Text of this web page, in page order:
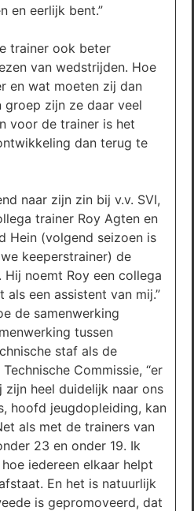
en eerlijk bent.”
trainer ook beter
van wedstrijden. Hoe
en wat moeten zij dan
groep zijn ze daar veel
voor de trainer is het
dan terug te
naar zijn zin bij v.v. SVI,
trainer Roy Agten en
Hein (volgend seizoen is
keeperstrainer) de
noemt Roy een collega
als een assistent van mij.”
de samenwerking
tussen
staf als de
Commissie, “er
heel duidelijk naar ons
hoofd jeugdopleiding, kan
als met de trainers van
23 en onder 19. Ik
iedereen elkaar helpt
En het is natuurlijk
is gepromoveerd, dat